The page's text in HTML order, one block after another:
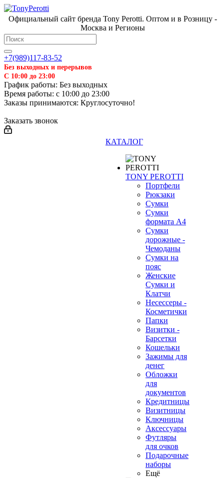
Официальный сайт бренда Tony Perotti. Оптом и в Розницу -
Москва и Регионы
+7(989)117-83-52
Без выходных и перерывов
С 10:00 до 23:00
График работы: Без выходных
Время работы: с 10:00 до 23:00
Заказы принимаются: Круглосуточно!
Заказать звонок
КАТАЛОГ
TONY PEROTTI
Портфели
Рюкзаки
Сумки
Сумки
формата А4
Сумки
дорожные -
Чемоданы
Сумки на
пояс
Женские
Сумки и
Клатчи
Несессеры -
Косметички
Папки
Визитки -
Барсетки
Кошельки
Зажимы для
денег
Обложки
для
документов
Кредитницы
Визитницы
Ключницы
Аксессуары
Футляры
для очков
Подарочные
наборы
Ещё